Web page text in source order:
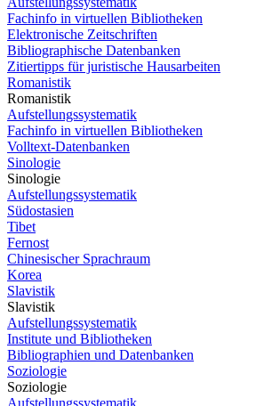
Fachinfo in virtuellen Bibliotheken
Elektronische Zeitschriften
Bibliographische Datenbanken
Zitiertipps für juristische Hausarbeiten
Romanistik
Romanistik
Aufstellungssystematik
Fachinfo in virtuellen Bibliotheken
Volltext-Datenbanken
Sinologie
Sinologie
Aufstellungssystematik
Südostasien
Tibet
Fernost
Chinesischer Sprachraum
Korea
Slavistik
Slavistik
Aufstellungssystematik
Institute und Bibliotheken
Bibliographien und Datenbanken
Soziologie
Soziologie
Aufstellungssystematik